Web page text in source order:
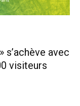
s’achève avec
visiteurs